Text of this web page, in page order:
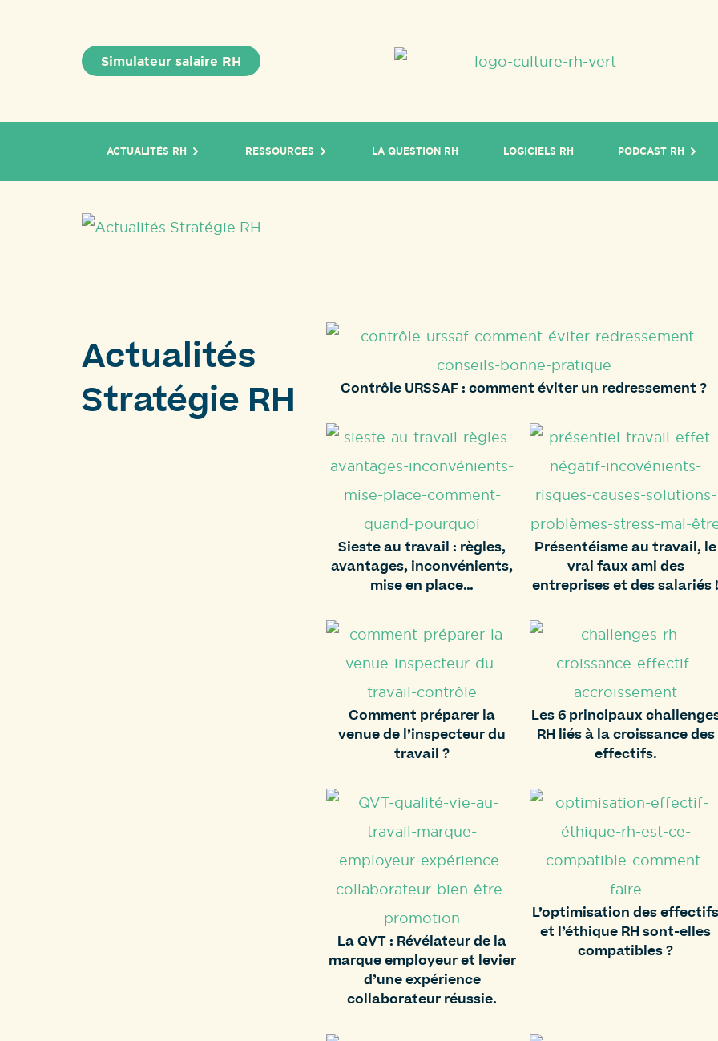
Simulateur salaire RH
ACTUALITÉS RH RESSOURCES LA QUESTION RH LOGICIELS RH PODCAST RH
Actualités
Stratégie RH
Contrôle URSSAF : comment éviter un redressement ?
Sieste au travail : règles,
avantages, inconvénients,
mise en place…
Présentéisme au travail, le
vrai faux ami des
entreprises et des salariés
Comment préparer la
venue de l’inspecteur du
travail ?
Les 6 principaux
RH liés à la croissance des
effectifs.
La QVT : Révélateur de la
marque employeur et levier
d’une expérience
collaborateur réussie.
L’optimisation des
et l’éthique RH sont-elles
compatibles ?